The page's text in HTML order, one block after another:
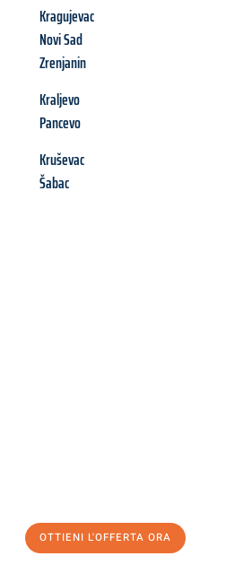
Kragujevac
Novi Sad
Zrenjanin
Kraljevo
Pancevo
Kruševac
Šabac
OTTIENI L'OFFERTA ORA